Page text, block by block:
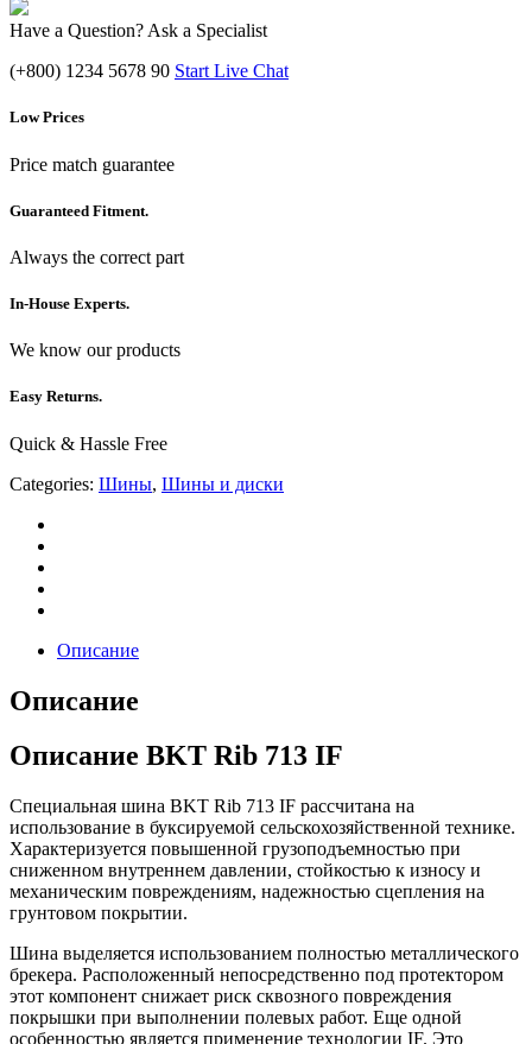
Have a Question? Ask a Specialist
(+800) 1234 5678 90 Start Live Chat
Low Prices
Price match guarantee
Guaranteed Fitment.
Always the correct part
In-House Experts.
We know our products
Easy Returns.
Quick & Hassle Free
Categories: Шины, Шины и диски
Описание
Описание
Описание BKT Rib 713 IF
Специальная шина BKT Rib 713 IF рассчитана на
использование в буксируемой сельскохозяйственной технике.
Характеризуется повышенной грузоподъемностью при
сниженном внутреннем давлении, стойкостью к износу и
механическим повреждениям, надежностью сцепления на
грунтовом покрытии.
Шина выделяется использованием полностью металлического
брекера. Расположенный непосредственно под протектором
этот компонент снижает риск сквозного повреждения
покрышки при выполнении полевых работ. Еще одной
особенностью является применение технологии IF. Это